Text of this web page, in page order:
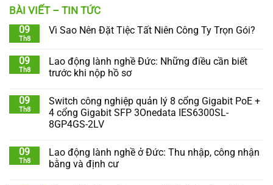
BÀI VIẾT – TIN TỨC
09
Th8
Vì Sao Nên Đặt Tiệc Tất Niên Công Ty Trọn Gói?
09
Th8
Lao động lành nghề Đức: Những điều cần biết
trước khi nộp hồ sơ
09
Th8
Switch công nghiệp quản lý 8 cổng Gigabit PoE +
4 cổng Gigabit SFP 3Onedata IES6300SL-
8GP4GS-2LV
09
Th8
Lao động lành nghề ở Đức: Thu nhập, công nhận
bằng và định cư